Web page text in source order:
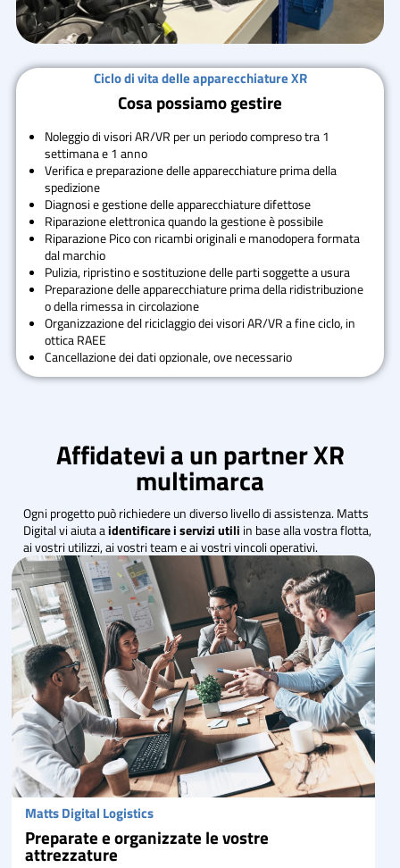
Ciclo di vita delle apparecchiature XR
Cosa possiamo gestire
Noleggio di visori AR/VR per un periodo compreso tra 1
settimana e 1 anno
Verifica e preparazione delle apparecchiature prima della
spedizione
Diagnosi e gestione delle apparecchiature difettose
Riparazione elettronica quando la gestione è possibile
Riparazione Pico con ricambi originali e manodopera formata
dal marchio
Pulizia, ripristino e sostituzione delle parti soggette a usura
Preparazione delle apparecchiature prima della ridistribuzione
o della rimessa in circolazione
Organizzazione del riciclaggio dei visori AR/VR a fine ciclo, in
ottica RAEE
Cancellazione dei dati opzionale, ove necessario
Affidatevi a un partner XR
multimarca
Ogni progetto può richiedere un diverso livello di assistenza. Matts
Digital vi aiuta aidentificare i serviziutili in base alla vostra flotta,
ai vostri utilizzi, ai vostri team e ai vostri vincoli operativi.
Matts Digital Logistics
Preparate e organizzate le vostre
attrezzature